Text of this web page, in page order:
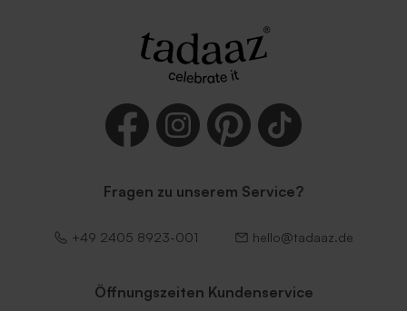
Fragen zu unserem Service?
+49 2405 8923-001 hello@tadaaz.de
Öffnungszeiten Kundenservice